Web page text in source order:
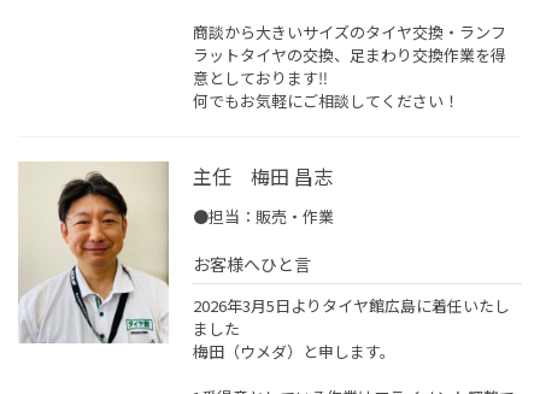
商談から大きいサイズのタイヤ交換・ランフ
ラットタイヤの交換、足まわり交換作業を得
意としております‼︎
何でもお気軽にご相談してください！
主任 梅田 昌志
●担当：販売・作業
お客様へひと言
2026年3月5日よりタイヤ館広島に着任いたし
ました
梅田（ウメダ）と申します。